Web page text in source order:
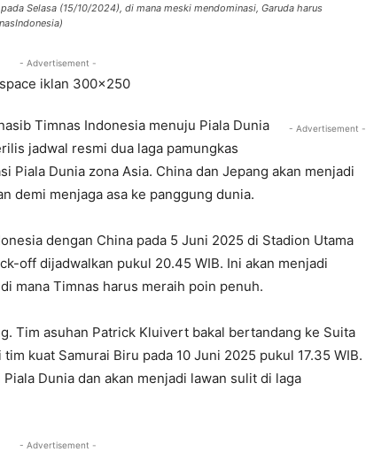
Selasa (15/10/2024), di mana meski mendominasi, Garuda harus
- Advertisement -
- Advertisement -
Timnas Indonesia menuju Piala Dunia
jadwal resmi dua laga pamungkas
Piala Dunia zona Asia. China dan Jepang akan menjadi
demi menjaga asa ke panggung dunia.
dengan China pada 5 Juni 2025 di Stadion Utama
off dijadwalkan pukul 20.45 WIB. Ini akan menjadi
mana Timnas harus meraih poin penuh.
Tim asuhan Patrick Kluivert bakal bertandang ke Suita
kuat Samurai Biru pada 10 Juni 2025 pukul 17.35 WIB.
Dunia dan akan menjadi lawan sulit di laga
- Advertisement -